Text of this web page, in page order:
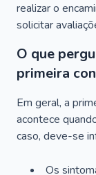
realizar o
solicitar
O que
primeira
Em geral, a
acontece
caso, deve-se
Os